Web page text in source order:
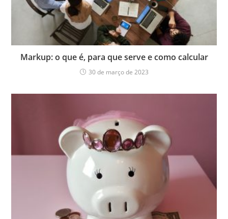
Markup: o que é, para que serve e como calcular
30 de março de 2023